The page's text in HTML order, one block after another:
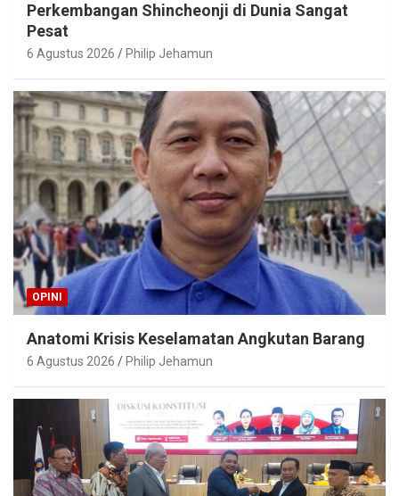
Perkembangan Shincheonji di Dunia Sangat
Pesat
6 Agustus 2026 Philip Jehamun
OPINI
Anatomi Krisis Keselamatan Angkutan Barang
6 Agustus 2026 Philip Jehamun